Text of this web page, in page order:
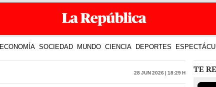
ECONOMÍA SOCIEDAD MUNDO CIENCIA DEPORTES
28 Jun 2026 | 18:29 h TE